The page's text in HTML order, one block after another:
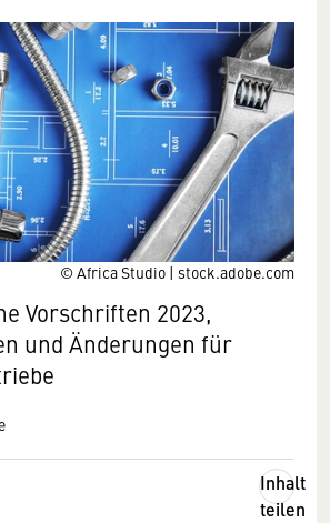
© Africa Studio | stock.adobe.com
Vorschriften 2023,
und Änderungen für
Inhalt
teilen